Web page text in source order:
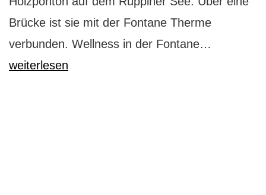
Brücke ist sie mit der Fontane Therme
verbunden. Wellness in der Fontane…
weiterlesen